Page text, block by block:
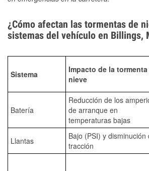
¿Cómo afectan las tormentas de
sistemas del vehículo en Billings,
Sistema
Impacto de la
nieve
Batería
Reducción de los
de arranque en
temperaturas bajas
Llantas
Bajo (PSI) y disminución
tracción